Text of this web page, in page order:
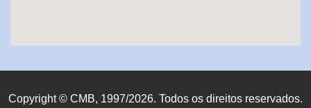
Copyright © CMB, 1997/2026. Todos os direitos reservados.